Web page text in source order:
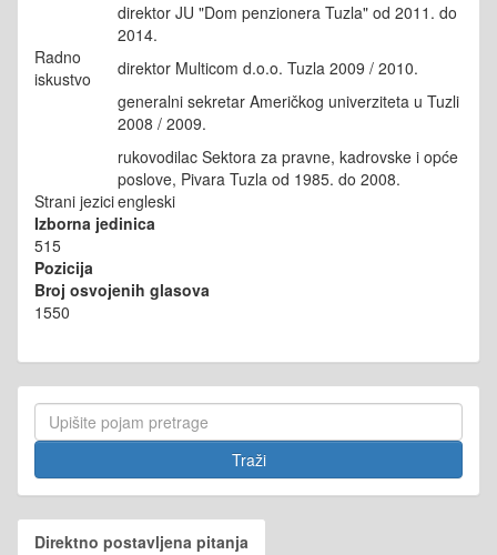
Radno
iskustvo
direktor JU "Dom penzionera Tuzla" od 2011. do
2014.
direktor Multicom d.o.o. Tuzla 2009 / 2010.
generalni sekretar Američkog univerziteta u Tuzli
2008 / 2009.
rukovodilac Sektora za pravne, kadrovske i opće
poslove, Pivara Tuzla od 1985. do 2008.
Strani jeziciengleski
Izborna jedinica
515
Pozicija
Broj osvojenih glasova
1550
Direktno postavljena pitanja